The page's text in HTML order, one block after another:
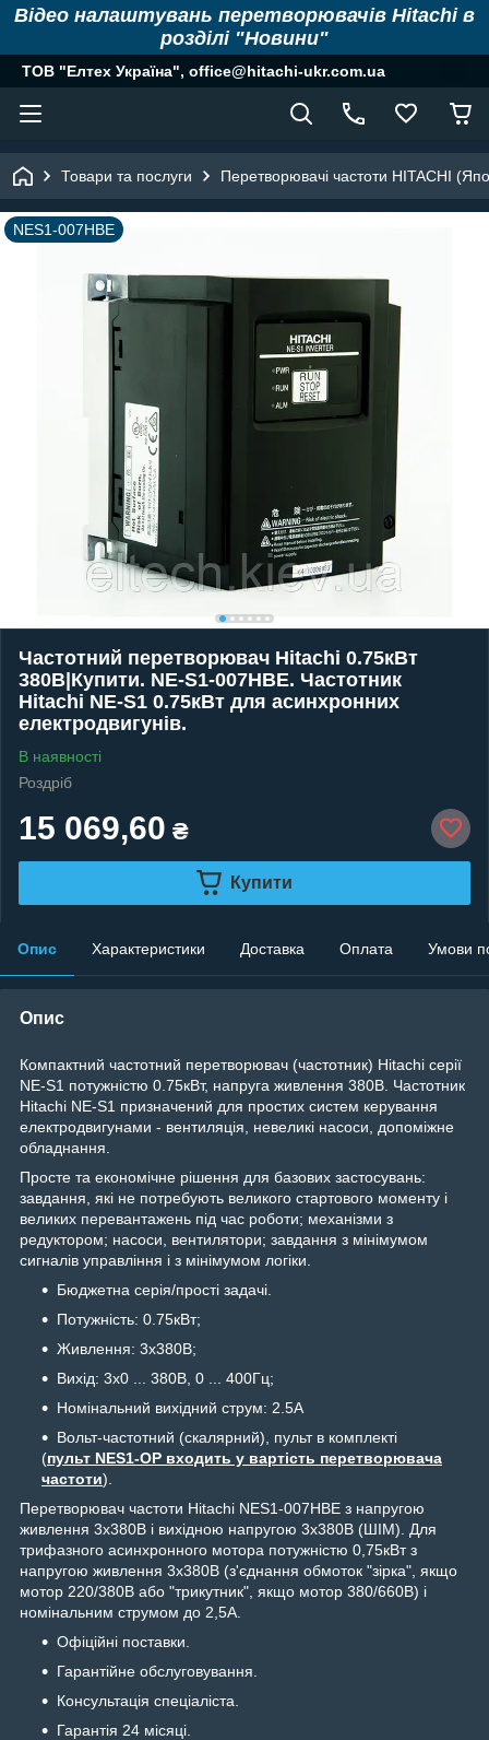
Відео налаштувань перетворювачів Hitachi в
розділі "Новини"
ТОВ "Елтех Україна", office@hitachi-ukr.com.ua
Товари та послуги Перетворювачі частоти HITACHI
NES1-007НBE
Частотний перетворювач Hitachi 0.75кВт
380В|Купити. NE-S1-007HBE. Частотник
Hitachi NE-S1 0.75кВт для асинхронних
електродвигунів.
В наявності
Роздріб
15 069,60 ₴
Купити
Опис Характеристики Доставка Оплата Умови
Опис
Компактний частотний перетворювач (частотник) Hitachi серії
NE-S1 потужністю 0.75кВт, напруга живлення 380В. Частотник
Hitachi NE-S1 призначений для простих систем керування
електродвигунами - вентиляція, невеликі насоси, допоміжне
обладнання.
Просте та економічне рішення для базових застосувань:
завдання, які не потребують великого стартового моменту і
великих перевантажень під час роботи; механізми з
редуктором; насоси, вентилятори; завдання з мінімумом
сигналів управління і з мінімумом логіки.
Бюджетна серія/прості задачі.
Потужність: 0.75кВт;
Живлення: 3х380В;
Вихід: 3х0 ... 380В, 0 ... 400Гц;
Номінальний вихідний струм: 2.5А
Вольт-частотний (скалярний), пульт в комплекті
(пульт NES1-OP входить у вартість перетворювача
частоти).
Перетворювач частоти Hitachi NES1-007HBE з напругою
живлення 3х380В і вихідною напругою 3х380В (ШІМ). Для
трифазного асинхронного мотора потужністю 0,75кВт з
напругою живлення 3х380В (з'єднання обмоток "зірка", якщо
мотор 220/380В або "трикутник", якщо мотор 380/660В) і
номінальним струмом до 2,5А.
Офіційні поставки.
Гарантійне обслуговування.
Консультація спеціаліста.
Гарантія 24 місяці.